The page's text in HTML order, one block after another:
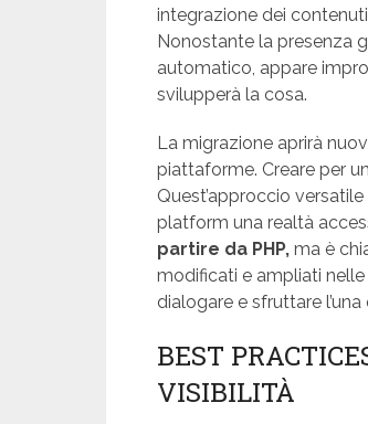
integrazione dei
Nonostante la presenza
automatico, appare
svilupperà la cosa.
La migrazione aprirà
piattaforme. Creare per
Quest’approccio
platform una realtà
partire da PHP, ma è
modificati e ampliati
dialogare e sfruttare
BEST
VISIBILITÀ